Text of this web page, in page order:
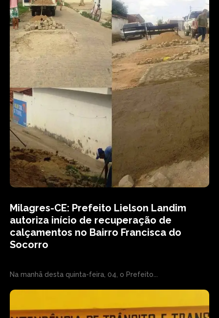
Milagres-CE: Prefeito Lielson Landim
autoriza início de recuperação de
calçamentos no Bairro Francisca do
Socorro
Na manhã desta quinta-feira, 04, o Prefeito...